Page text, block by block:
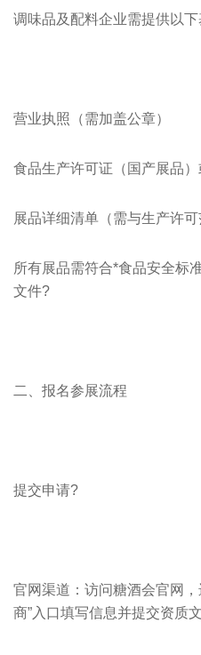
调味品及配料企业需提供以下
营业执照（需加盖公章）
食品生产许可证（国产展品）
展品详细清单（需与生产许可
所有展品需符合*食品安全标
文件?
二、报名参展流程
提交申请?
官网渠道：访问糖酒会官网，
商”入口填写信息并提交资质